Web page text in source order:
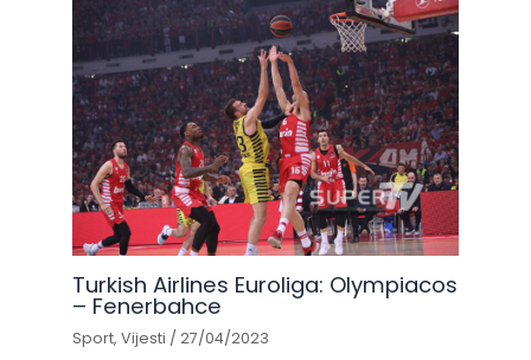
Turkish Airlines Euroliga: Olympiacos
– Fenerbahce
Sport,Vijesti /27/04/2023